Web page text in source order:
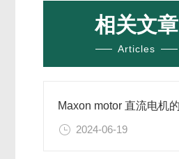
相关文章
Articles
2024-06-19